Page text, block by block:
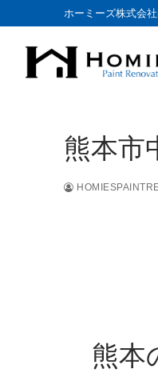
ホーミーズ株式会
熊本市
熊本